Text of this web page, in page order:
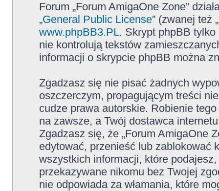
Forum „Forum AmigaOne Zone”
„General Public License” (zwanej też
www.phpBB3.PL. Skrypt phpBB tylko
nie kontrolują tekstów
informacji o skrypcie phpBB można
Zgadzasz się nie pisać żadnych
oszczerczym, propagującym treści
cudze prawa autorskie. Robienie
na zawsze, a Twój dostawca
Zgadzasz się, że „Forum AmigaOne
edytować, przenieść lub zablokować
wszystkich informacji, które
przekazywane nikomu bez Twojej
nie odpowiada za włamania, które